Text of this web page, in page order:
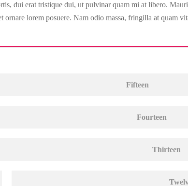
dui erat tristique dui, ut pulvinar quam mi at libero.
ornare lorem posuere. Nam odio massa, fringilla at quam
Fifteen
Fourteen
Thirteen